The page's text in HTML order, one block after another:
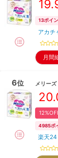
13ポイ
アカチ
月間
6位 メリーズ
4985ポ
楽天